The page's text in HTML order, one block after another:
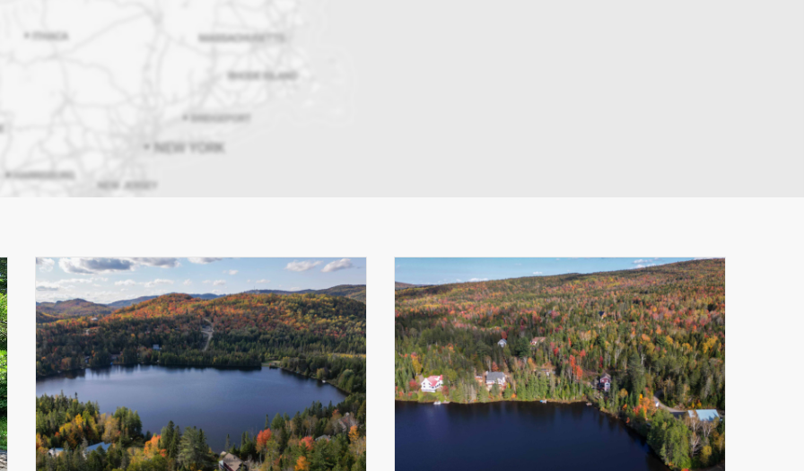
Leaflet|© MapTiler© OpenStreetMap contributors